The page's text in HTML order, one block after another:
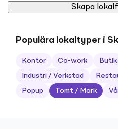
Skapa
Populära lokaltyper i
Kontor Co-work Butik
Industri / Verkstad
Popup Tomt / Mark